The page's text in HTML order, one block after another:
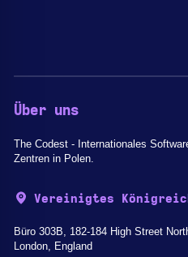
Über uns
The Codest - Internationales
Zentren in Polen.
Vereinigtes
Büro 303B, 182-184 High Street
London, England